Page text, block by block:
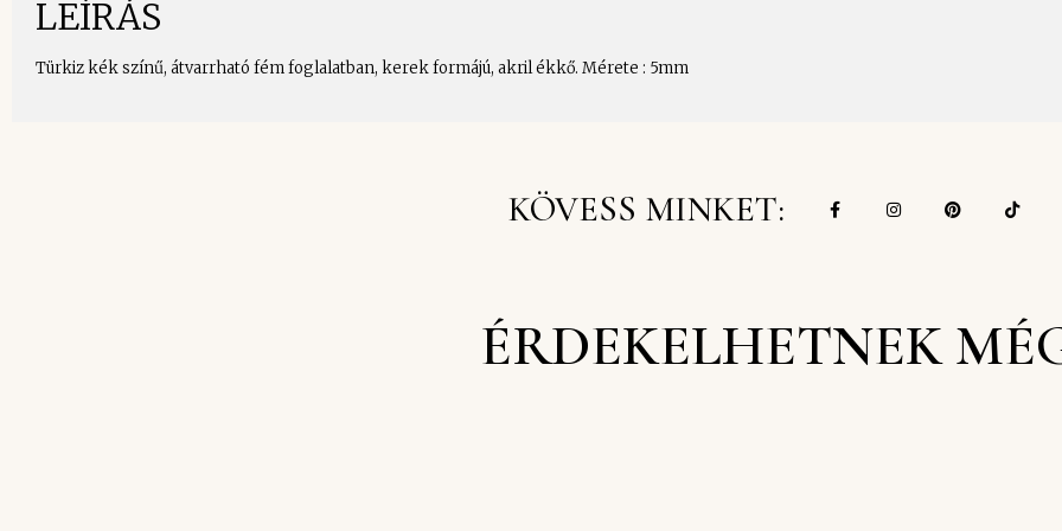
LEÍRÁS
Türkiz kék színű, átvarrható fém foglalatban, kerek formájú, akril ékkő. Mérete : 5mm
KÖVESS MINKET:
ÉRDEKELHETNEK